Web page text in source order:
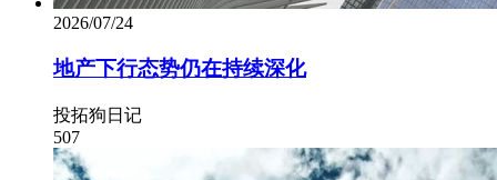
2026/07/24
地产下行态势仍在持续深化
投拓狗日记
507